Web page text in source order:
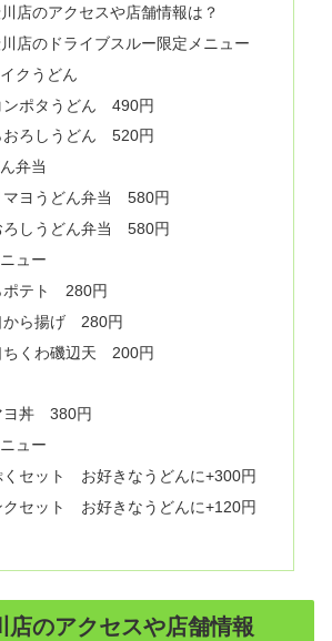
店のアクセスや店舗情報は？
店のドライブスルー限定メニュー
クうどん
ンポタうどん 490円
おろしうどん 520円
弁当
マヨうどん弁当 580円
ろしうどん弁当 580円
ュー
ポテト 280円
から揚げ 280円
ちくわ磯辺天 200円
ヨ丼 380円
ュー
くセット お好きなうどんに+300円
クセット お好きなうどんに+120円
店のアクセスや店舗情報